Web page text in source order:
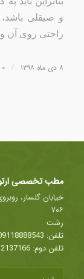
و صیقلی باشد،
راحتی روی آن
۸ دی ماه ۱۳۹۸ / ۰ نظرها
مطب تخصصی
۷۰۶
رشت
تلفن:
تلفن دوم: